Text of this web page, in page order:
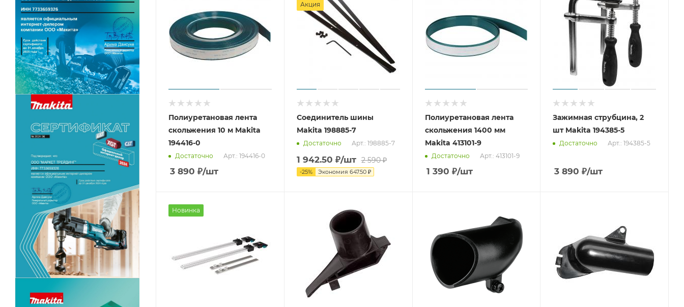
Полиуретановая лента
скольжения 10 м Makita
194416-0
Достаточно Арт.: 194416-0
3 890 ₽/шт
Акция
Соединитель шины
Makita 198885-7
Достаточно Арт.: 198885-7
1 942.50 ₽/шт 2 590₽
-25% Экономия 647.50₽
Полиуретановая лента
скольжения 1400 мм
Makita 413101-9
Достаточно Арт.: 413101-9
1 390 ₽/шт
Зажимная струбцина, 2
шт Makita 194385-5
Достаточно Арт.: 194385-5
3 890 ₽/шт
Новинка